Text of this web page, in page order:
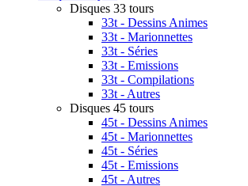
Disques 33 tours
33t - Dessins Animes
33t - Marionnettes
33t - Séries
33t - Emissions
33t - Compilations
33t - Autres
Disques 45 tours
45t - Dessins Animes
45t - Marionnettes
45t - Séries
45t - Emissions
45t - Autres